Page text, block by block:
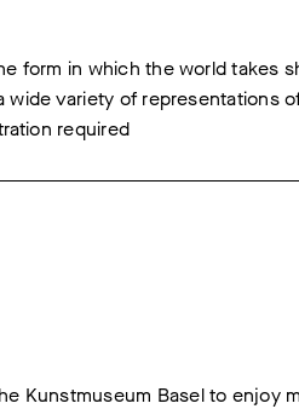
form in which the world takes
wide variety of representations
required
Kunstmuseum Basel to enjoy